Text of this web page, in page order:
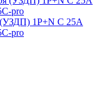
(УЗДП) 1P+N C 25А
pro